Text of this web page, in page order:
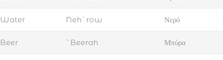
Water Neh`row Νερό
Beer `Beerah Μπύρα